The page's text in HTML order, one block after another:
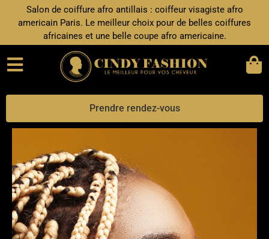
Salon de coiffure afro antillais : coiffeur visagiste afro
americain Paris. Le meilleur choix pour de belles coiffures
africaines et une belle coupe afro americaine.
Prendre rendez-vous